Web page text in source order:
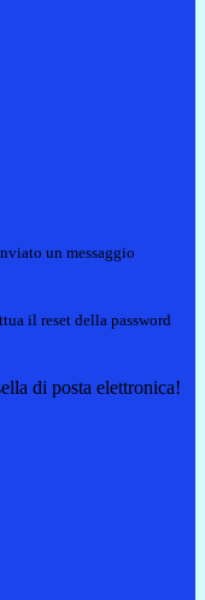
un messaggio
il reset della password
di posta elettronica!